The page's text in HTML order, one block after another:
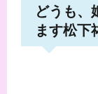
どうも、
ます松下